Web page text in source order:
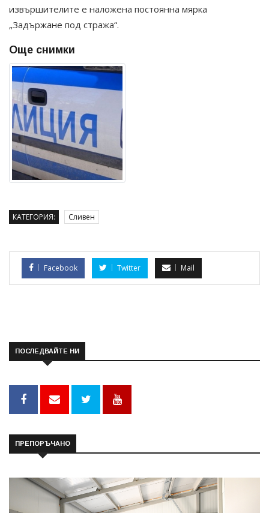
извършителите е наложена постоянна мярка
„Задържане под стража“.
Още снимки
КАТЕГОРИЯ: Сливен
Facebook Twitter Mail
ПОСЛЕДВАЙТЕ НИ
ПРЕПОРЪЧАНО